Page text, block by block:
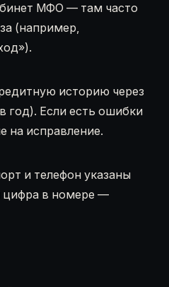
МФО — там часто
(например,
историю через
год). Если есть ошибки
на исправление.
и телефон указаны
цифра в номере —